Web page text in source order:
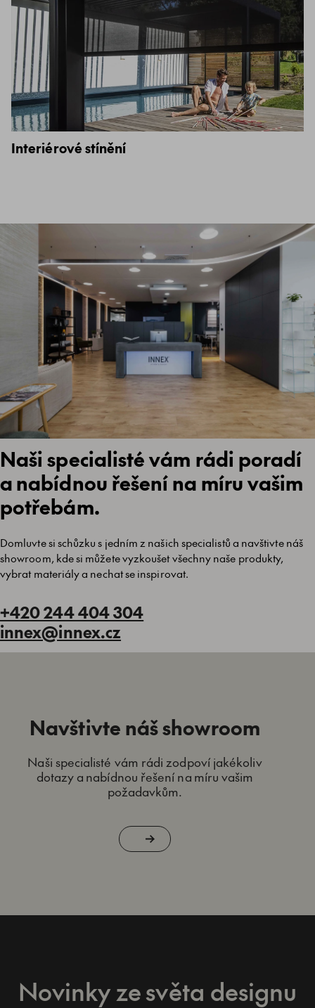
Interiérové stínění
Naši specialisté vám rádi poradí
a nabídnou řešení na míru vašim
potřebám.
Domluvte si schůzku s jedním z našich specialistů a navštivte náš
showroom, kde si můžete vyzkoušet všechny naše produkty,
vybrat materiály a nechat se inspirovat.
+420 244 404 304
innex@innex.cz
Navštivte náš showroom
Naši specialisté vám rádi zodpoví jakékoliv
dotazy a nabídnou řešení na míru vašim
požadavkům.
Novinky ze světa designu